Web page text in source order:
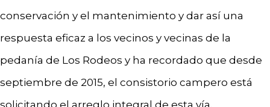
conservación y el mantenimiento y dar así una
respuesta eficaz a los vecinos y vecinas de la
pedanía de Los Rodeos y ha recordado que desde
septiembre de 2015, el consistorio campero está
solicitando el arreglo integral de esta vía.